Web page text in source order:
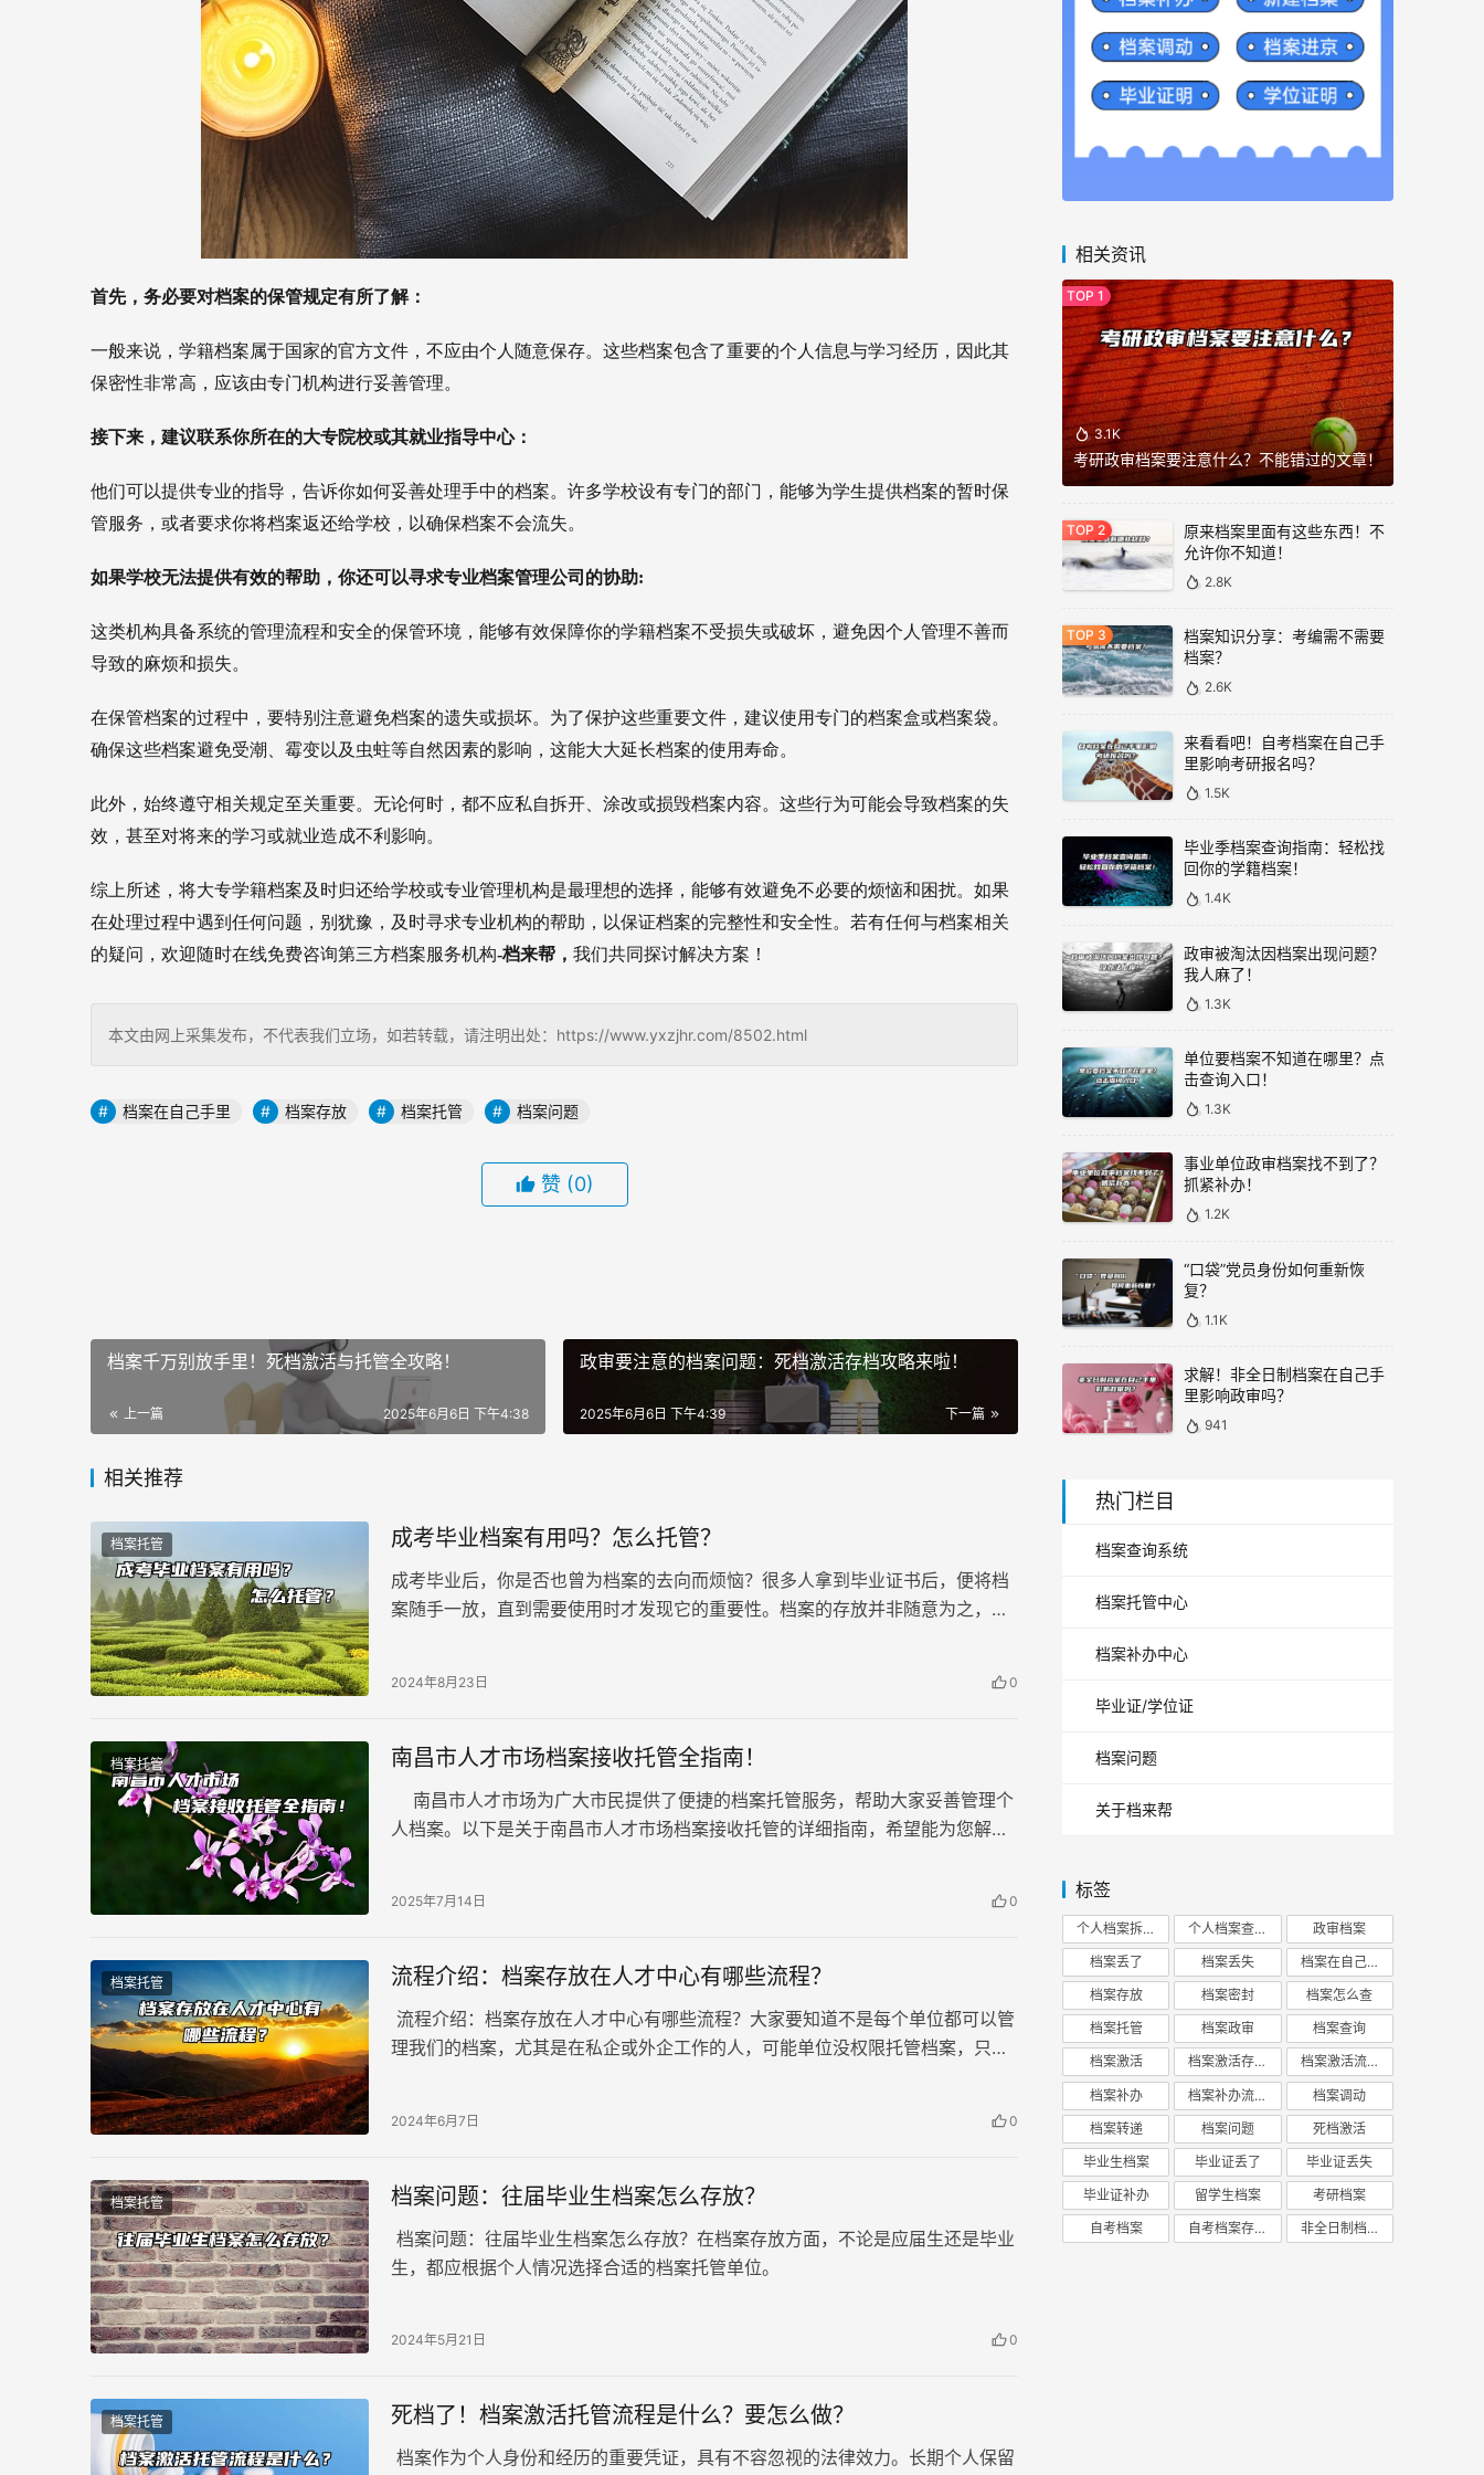
首先，务必要对档案的保管规定有所了解：
一般来说，学籍档案属于国家的官方文件，不应由个人随意保存。这些档案包含了重要的个人信息与学习经历，因此其
保密性非常高，应该由专门机构进行妥善管理。
接下来，建议联系你所在的大专院校或其就业指导中心：
他们可以提供专业的指导，告诉你如何妥善处理手中的档案。许多学校设有专门的部门，能够为学生提供档案的暂时保
管服务，或者要求你将档案返还给学校，以确保档案不会流失。
如果学校无法提供有效的帮助，你还可以寻求专业档案管理公司的协助:
这类机构具备系统的管理流程和安全的保管环境，能够有效保障你的学籍档案不受损失或破坏，避免因个人管理不善而
导致的麻烦和损失。
在保管档案的过程中，要特别注意避免档案的遗失或损坏。为了保护这些重要文件，建议使用专门的档案盒或档案袋。
确保这些档案避免受潮、霉变以及虫蛀等自然因素的影响，这能大大延长档案的使用寿命。
此外，始终遵守相关规定至关重要。无论何时，都不应私自拆开、涂改或损毁档案内容。这些行为可能会导致档案的失
效，甚至对将来的学习或就业造成不利影响。
综上所述，将大专学籍档案及时归还给学校或专业管理机构是最理想的选择，能够有效避免不必要的烦恼和困扰。如果
在处理过程中遇到任何问题，别犹豫，及时寻求专业机构的帮助，以保证档案的完整性和安全性。若有任何与档案相关
的疑问，欢迎随时在线免费咨询第三方档案服务机构-档来帮， 我们共同探讨解决方案！
本文由网上采集发布，不代表我们立场，如若转载，请注明出处：https://www.yxzjhr.com/8502.html
档案在自己手里 档案存放 档案托管 档案问题
赞 (0)
档案千万别放手里！死档激活与托管全攻略！
上一篇 2025年6月6日 下午4:38
政审要注意的档案问题：死档激活存档攻略来啦！
下一篇
2025年6月6日 下午4:39
相关推荐
档案托管 成考毕业档案有用吗？怎么托管？
成考毕业后，你是否也曾为档案的去向而烦恼？很多人拿到毕业证书后，便将档
案随手一放，直到需要使用时才发现它的重要性。档案的存放并非随意为之，它
2024年8月23日 0
档案托管 南昌市人才市场档案接收托管全指南！
南昌市人才市场为广大市民提供了便捷的档案托管服务，帮助大家妥善管理个
人档案。以下是关于南昌市人才市场档案接收托管的详细指南，希望能为您解答
2025年7月14日 0
档案托管 流程介绍：档案存放在人才中心有哪些流程？
流程介绍：档案存放在人才中心有哪些流程？大家要知道不是每个单位都可以管
理我们的档案，尤其是在私企或外企工作的人，可能单位没权限托管档案，只能
2024年6月7日 0
档案托管 档案问题：往届毕业生档案怎么存放？
档案问题：往届毕业生档案怎么存放？在档案存放方面，不论是应届生还是毕业
生，都应根据个人情况选择合适的档案托管单位。
2024年5月21日 0
档案托管 死档了！档案激活托管流程是什么？要怎么做？
档案作为个人身份和经历的重要凭证，具有不容忽视的法律效力。长期个人保留
相关资讯
3.1K
考研政审档案要注意什么？不能错过的文章！
原来档案里面有这些东西！不
允许你不知道！
2.8K
档案知识分享：考编需不需要
档案？
2.6K
来看看吧！自考档案在自己手
里影响考研报名吗？
1.5K
毕业季档案查询指南：轻松找
回你的学籍档案！
1.4K
政审被淘汰因档案出现问题？
我人麻了！
1.3K
单位要档案不知道在哪里？点
击查询入口！
1.3K
事业单位政审档案找不到了？
抓紧补办！
1.2K
“口袋”党员身份如何重新恢
复？
1.1K
求解！非全日制档案在自己手
里影响政审吗？
941
热门栏目
档案查询系统
档案托管中心
档案补办中心
毕业证/学位证
档案问题
关于档来帮
标签
个人档案拆开 个人档案查询 政审档案
档案丢了 档案丢失 档案在自己手里
档案存放 档案密封 档案怎么查
档案托管 档案政审 档案查询
档案激活 档案激活存放 档案激活流程
档案补办 档案补办流程 档案调动
档案转递 档案问题 死档激活
毕业生档案 毕业证丢了 毕业证丢失
毕业证补办 留学生档案 考研档案
自考档案 自考档案存放 非全日制档案